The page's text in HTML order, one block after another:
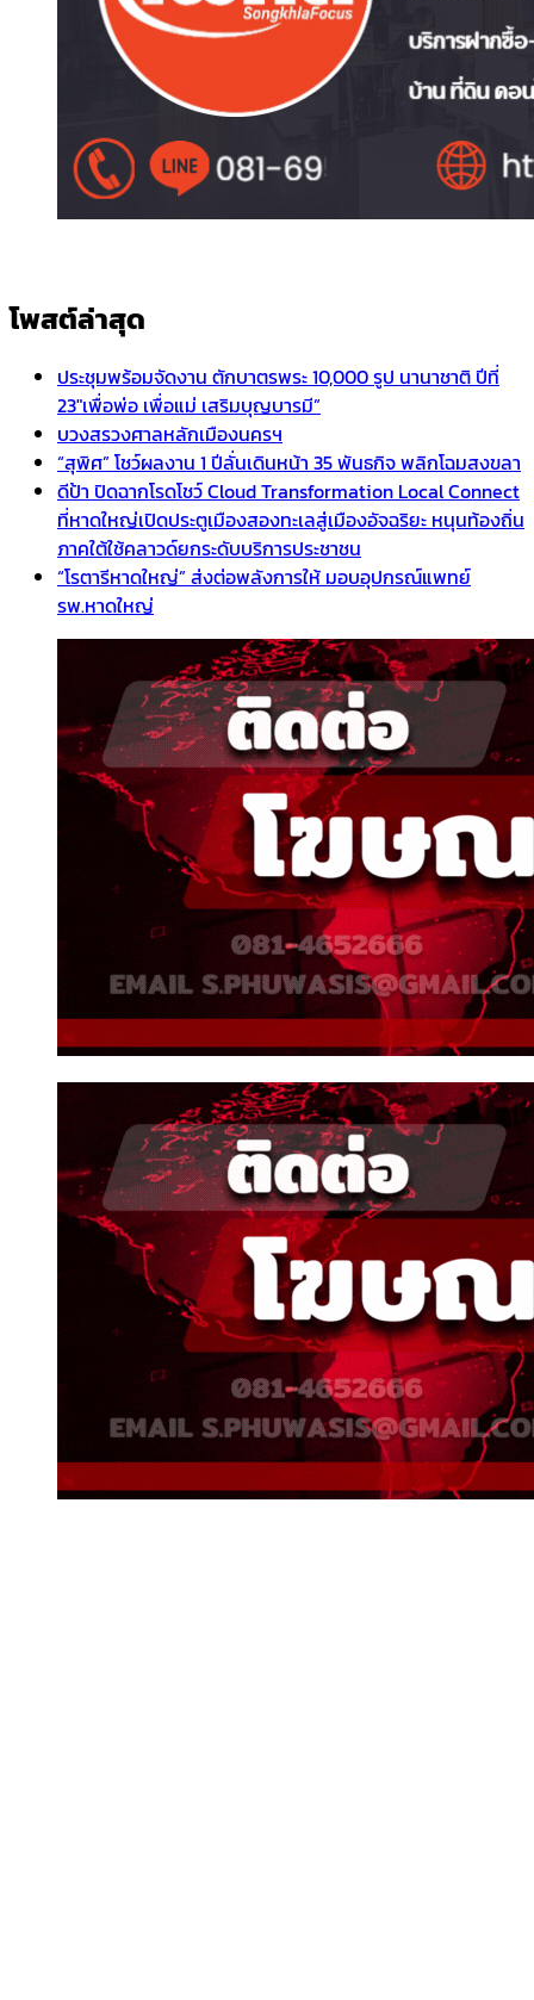
โพสต์ล่าสุด
ประชุมพร้อมจัดงาน ตักบาตรพระ 10,000 รูป นานาชาติ ปีที่
23″เพื่อพ่อ เพื่อแม่ เสริมบุญบารมี”
บวงสรวงศาลหลักเมืองนครฯ
“สุพิศ” โชว์ผลงาน 1 ปีลั่นเดินหน้า 35 พันธกิจ พลิกโฉมสงขลา
ดีป้า ปิดฉากโรดโชว์ Cloud Transformation Local Connect
ที่หาดใหญ่เปิดประตูเมืองสองทะเลสู่เมืองอัจฉริยะ หนุนท้องถิ่น
ภาคใต้ใช้คลาวด์ยกระดับบริการประชาชน
“โรตารีหาดใหญ่” ส่งต่อพลังการให้ มอบอุปกรณ์แพทย์
รพ.หาดใหญ่